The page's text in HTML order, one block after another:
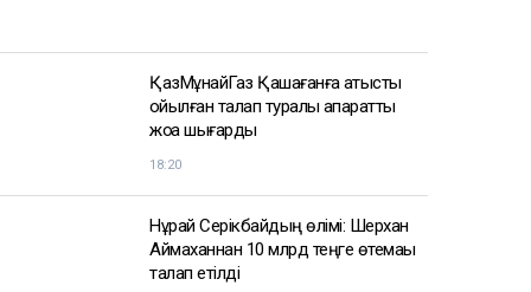
ОҚЫЛЫП ЖАТЫР